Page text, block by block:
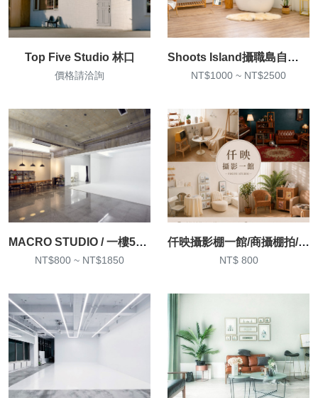
Top Five Studio 林口
價格請洽詢
Shoots Island攝職島自然光實景攝影棚
NT$1000 ~ NT$2500
MACRO STUDIO / 一樓50坪大空間攝影棚
NT$800 ~ NT$1850
仟映攝影棚一館/商攝棚拍/場地出租
NT$ 800